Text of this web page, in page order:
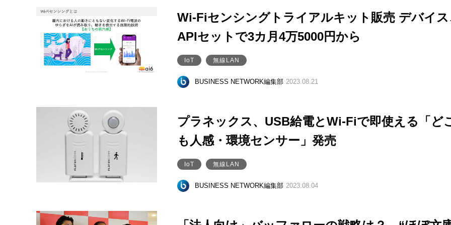
Wi-Fiセンシングトライアルキット販売 デバイ
APIセットで3カ月4万5000円から
IoT 無線LAN
BUSINESS NETWORK編集部 2023.08.21
プラネックス、USB給電とWi-Fiで即使える「ど
も人感・環境センサー」発売
IoT 無線LAN
BUSINESS NETWORK編集部 2023.08.04